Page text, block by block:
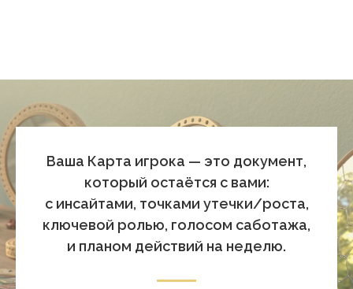
Ваша Карта игрока — это документ,
который остаётся с вами:
с инсайтами, точками утечки/роста,
ключевой ролью, голосом саботажа,
и планом действий на неделю.